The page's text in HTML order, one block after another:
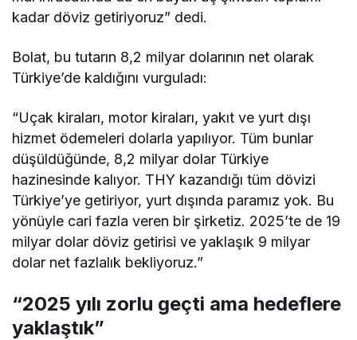
kadar döviz getiriyoruz” dedi.
Bolat, bu tutarın 8,2 milyar dolarının net olarak
Türkiye’de kaldığını vurguladı:
“Uçak kiraları, motor kiraları, yakıt ve yurt dışı
hizmet ödemeleri dolarla yapılıyor. Tüm bunlar
düşüldüğünde, 8,2 milyar dolar Türkiye
hazinesinde kalıyor. THY kazandığı tüm dövizi
Türkiye’ye getiriyor, yurt dışında paramız yok. Bu
yönüyle cari fazla veren bir şirketiz. 2025’te de 19
milyar dolar döviz getirisi ve yaklaşık 9 milyar
dolar net fazlalık bekliyoruz.”
“2025 yılı zorlu geçti ama hedeflere
yaklaştık”